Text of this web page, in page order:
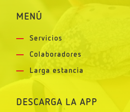
MENÚ
Servicios
Colaboradores
Larga estancia
DESCARGA LA APP